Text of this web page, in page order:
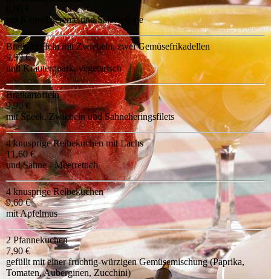
mit Kartoffelcreme und Salatbeilage
Bratkartoffeln mit Zwiebeln, zwei Gemüsefrikadellen
9,90 €
und Kräuterquark, vegetarisch
Bratkartoffeln
9,90 €
mit Speck, Zwiebeln und Sahneheringsfilets
4 knusprige Reibekuchen mit Lachs
11,60 €
und Sahne - Meerrettich
4 knusprige Reibekuchen
9,60 €
mit Apfelmus
2 Pfannekuchen
7,90 €
gefüllt mit einer fruchtig-würzigen Gemüsemischung (Paprika,
Tomaten, Auberginen, Zucchini)